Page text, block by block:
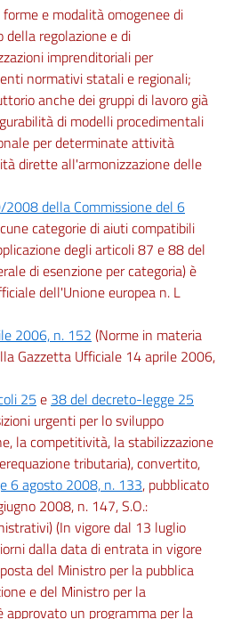
e modalità omogenee di
regolazione e di
imprenditoriali per
normativi statali e regionali;
anche dei gruppi di lavoro già
di modelli procedimentali
per determinate attività
dirette all'armonizzazione delle
della Commissione del 6
categorie di aiuti compatibili
degli articoli 87 e 88 del
di esenzione per categoria) è
dell'Unione europea n. L
2006, n. 152 (Norme in materia
Gazzetta Ufficiale 14 aprile 2006,
25 e 38 del decreto-legge 25
urgenti per lo sviluppo
la competitività, la stabilizzazione
tributaria), convertito,
6 agosto 2008, n. 133, pubblicato
2008, n. 147, S.O.:
(In vigore dal 13 luglio
dalla data di entrata in vigore
del Ministro per la pubblica
e del Ministro per la
un programma per la